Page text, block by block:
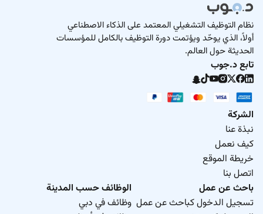
نظام التوظيف التشغيلي المعتمد على الذكاء الاصطناعي
أولاً، الذي يوحّد ويؤتمت دورة التوظيف بالكامل للمؤسسات
الحديثة حول العالم.
تابع د.جوب
الشركة
نبذة عنا
كيف نعمل
خريطة الموقع
اتصل بنا
باحث عن عمل
تسجيل الدخول كباحث عن عمل
الوظائف حسب المدينة
وظائف في دبي